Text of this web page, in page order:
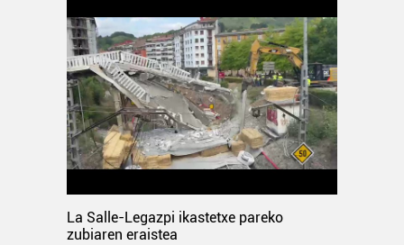
La Salle-Legazpi ikastetxe pareko
zubiaren eraistea